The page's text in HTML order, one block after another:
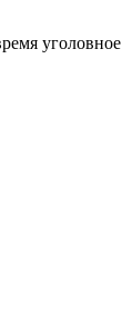
уголовное